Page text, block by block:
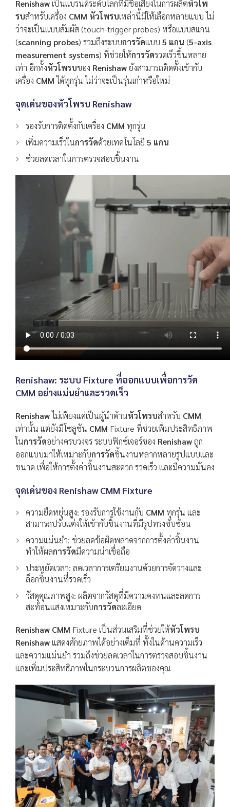
Renishawเป็นแบรนด์ระดับโลกที่มีชื่อเสียงในการผลิตหัวโพ
รบสำหรับเครื่อง CMM หัวโพรบเหล่านี้มีให้เลือกหลายแบบ ไม่
ว่าจะเป็นแบบสัมผัส (touch-trigger probes) หรือแบบสแกน
(scanning probes) รวมถึงระบบการวัดแบบ 5 แกน (5-axis
measurement systems) ที่ช่วยให้การวัดรวดเร็วขึ้นหลาย
เท่า อีกทั้งหัวโพรบของ Renishawยังสามารถติดตั้งเข้ากับ
เครื่อง CMMได้ทุกรุ่น ไม่ว่าจะเป็นรุ่นเก่าหรือใหม่
จุดเด่นของหัวโพรบ Renishaw
รองรับการติดตั้งกับเครื่อง CMM ทุกรุ่น
เพิ่มความเร็วในการวัดด้วยเทคโนโลยี 5 แกน
ช่วยลดเวลาในการตรวจสอบชิ้นงาน
Renishaw: ระบบ Fixture ที่ออกแบบเพื่อการวัด
CMM อย่างแม่นยำและรวดเร็ว
Renishawไม่เพียงแค่เป็นผู้นำด้านหัวโพรบสำหรับ CMM
เท่านั้น แต่ยังมีโซลูชัน CMM Fixture ที่ช่วยเพิ่มประสิทธิภาพ
ในการวัดอย่างครบวงจร ระบบฟิกซ์เจอร์ของ Renishawถูก
ออกแบบมาให้เหมาะกับการวัดชิ้นงานหลากหลายรูปแบบและ
ขนาด เพื่อให้การตั้งค่าชิ้นงานสะดวก รวดเร็ว และมีความมั่นคง
จุดเด่นของ Renishaw CMM Fixture
ความยืดหยุ่นสูง: รองรับการใช้งานกับ CMM ทุกรุ่น และ
สามารถปรับแต่งให้เข้ากับชิ้นงานที่มีรูปทรงซับซ้อน
ความแม่นยำ: ช่วยลดข้อผิดพลาดจากการตั้งค่าชิ้นงาน
ทำให้ผลการวัดมีความน่าเชื่อถือ
ประหยัดเวลา: ลดเวลาการเตรียมงานด้วยการจัดวางและ
ล็อกชิ้นงานที่รวดเร็ว
วัสดุคุณภาพสูง: ผลิตจากวัสดุที่มีความคงทนและลดการ
สะท้อนแสงเหมาะกับการวัดละเอียด
Renishaw CMM Fixture เป็นส่วนเสริมที่ช่วยให้หัวโพรบ
Renishawแสดงศักยภาพได้อย่างเต็มที่ ทั้งในด้านความเร็ว
และความแม่นยำ รวมถึงช่วยลดเวลาในการตรวจสอบชิ้นงาน
และเพิ่มประสิทธิภาพในกระบวนการผลิตของคุณ